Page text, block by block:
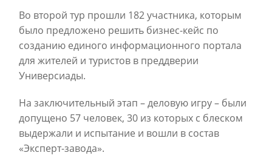
Во второй тур прошли 182 участника, которым
было предложено решить бизнес-кейс по
созданию единого информационного портала
для жителей и туристов в преддверии
Универсиады.
На заключительный этап – деловую игру – были
допущено 57 человек, 30 из которых с блеском
выдержали и испытание и вошли в состав
«Эксперт-завода».